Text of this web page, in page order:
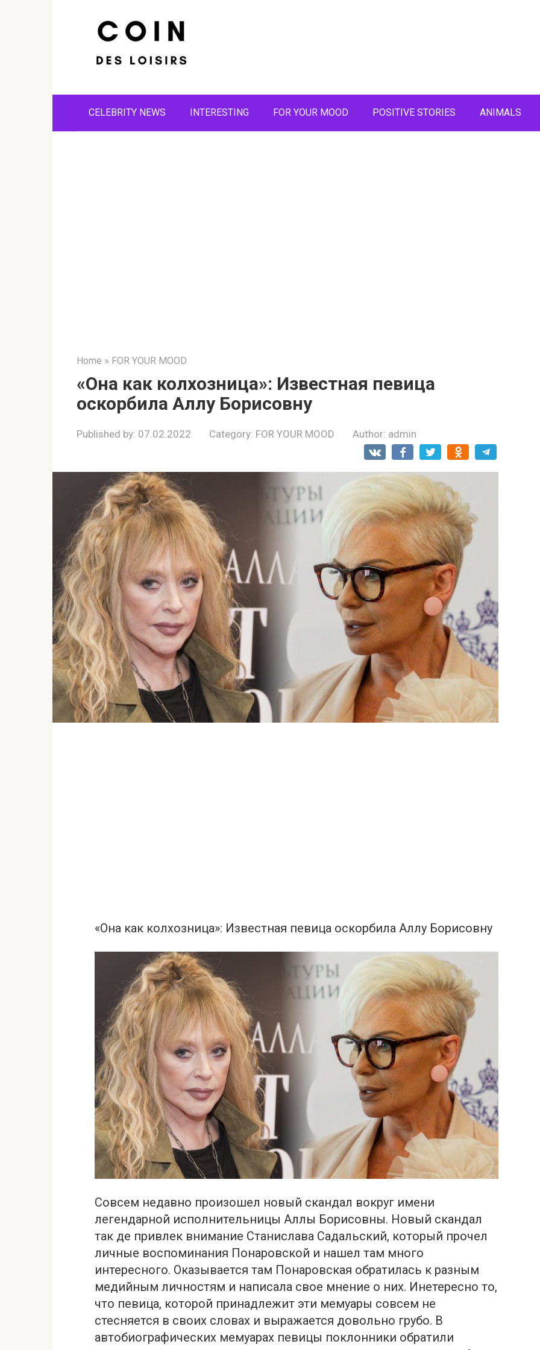
CELEBRITY NEWS INTERESTING FOR YOUR MOOD POSITIVE STORIES ANIMALS
Home » FOR YOUR MOOD
«Она как колхозница»: Известная певица
оскорбила Аллу Борисовну
Published by: 07.02.2022 Category: FOR YOUR MOOD Author: admin
«Она как колхозница»: Известная певица оскорбила Аллу Борисовну
Совсем недавно произошел новый скандал вокруг имени
легендарной исполнительницы Аллы Борисовны. Новый скандал
так де привлек внимание Станислава Садальский, который прочел
личные воспоминания Понаровской и нашел там много
интересного. Оказывается там Понаровская обратилась к разным
медийным личностям и написала свое мнение о них. Инетересно то,
что певица, которой принадлежит эти мемуары совсем не
стесняется в своих словах и выражается довольно грубо. В
автобиографических мемуарах певицы поклонники обратили